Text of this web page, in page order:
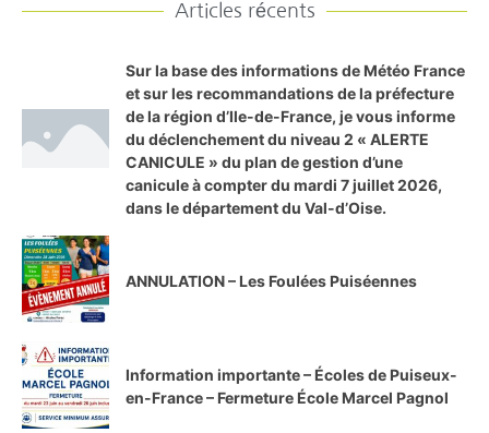
Articles récents
Sur la base des informations de Météo France
et sur les recommandations de la préfecture
de la région d’Ile-de-France, je vous informe
du déclenchement du niveau 2 « ALERTE
CANICULE » du plan de gestion d’une
canicule à compter du mardi 7 juillet 2026,
dans le département du Val-d’Oise.
ANNULATION – Les Foulées Puiséennes
Information importante – Écoles de Puiseux-
en-France – Fermeture École Marcel Pagnol